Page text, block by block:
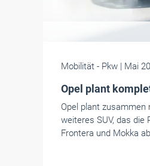
Mobilität - Pkw | Mai
Opel plant
Opel plant
weiteres SUV, das die
Frontera und Mokka